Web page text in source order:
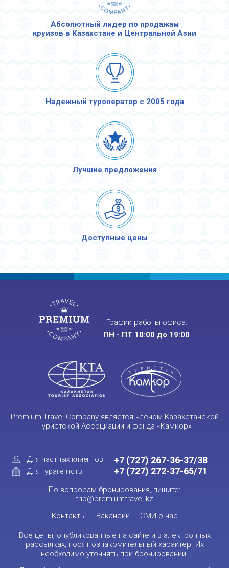
Абсолютный лидер по продажам
круизов в Казахстане и Центральной Азии
Надежный туроператор с 2005 года
Лучшие предложения
Доступные цены
График работы офиса:
ПН - ПТ 10:00 до 19:00
Premium Travel Company является членом Казахстанской
Туристской Ассоциации и фонда «Камкор»
Для частных клиентов:
Для турагентств:
+7 (727) 267-36-37/38
+7 (727) 272-37-65/71
По вопросам бронирования, пишите:
trip@premiumtravel.kz
Контакты
Вакансии СМИ о нас
Все цены, опубликованные на сайте и в электронных
рассылках, носят ознакомительный характер. Их
необходимо уточнять при бронировании.